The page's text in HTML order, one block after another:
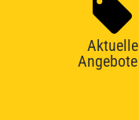
Aktuelle
Angebote